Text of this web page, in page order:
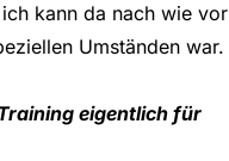
kann da nach wie vor
Umständen war.
eigentlich für